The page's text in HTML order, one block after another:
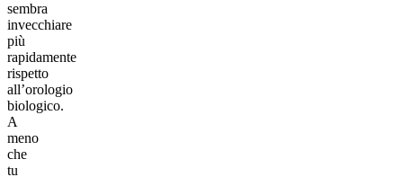
sembra
invecchiare
più
rapidamente
rispetto
all’orologio
biologico.
A
meno
che
tu